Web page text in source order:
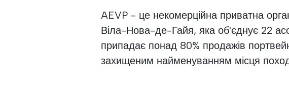
AEVP - це некомерційна приватна
Віла-Нова-де-Гайя, яка об'єднує 22
припадає понад 80% продажів
захищеним найменуванням місця